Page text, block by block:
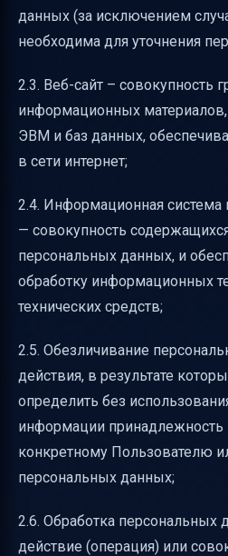
данных (за исключением
необходима для уточнения
2.3. Веб-сайт – совокупность
информационных
ЭВМ и баз данных,
в сети интернет;
2.4. Информационная
— совокупность
персональных данных, и
обработку информационных
технических средств;
2.5. Обезличивание
действия, в результате
определить без
информации
конкретному Пользователю
персональных данных;
2.6. Обработка персональных
действие (операция) или